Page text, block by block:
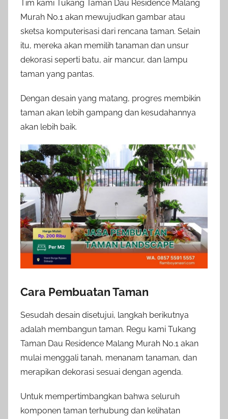
Tim kami Tukang Taman Dau Residence Malang
Murah No.1 akan mewujudkan gambar atau
sketsa komputerisasi dari rencana taman. Selain
itu, mereka akan memilih tanaman dan unsur
dekorasi seperti batu, air mancur, dan lampu
taman yang pantas.
Dengan desain yang matang, progres membikin
taman akan lebih gampang dan kesudahannya
akan lebih baik.
Cara Pembuatan Taman
Sesudah desain disetujui, langkah berikutnya
adalah membangun taman. Regu kami Tukang
Taman Dau Residence Malang Murah No.1 akan
mulai menggali tanah, menanam tanaman, dan
merapikan dekorasi sesuai dengan agenda.
Untuk mempertimbangkan bahwa seluruh
komponen taman terhubung dan kelihatan